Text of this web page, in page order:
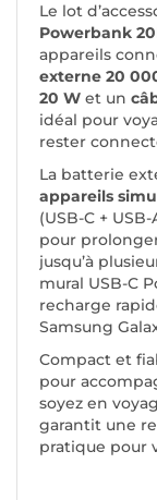
Le lot
Powerbank
appareils
externe 20
20 W et un
idéal pour
rester
La batterie
appareils
(USB-C +
pour
jusqu’à
mural USB-C
recharge
Samsung
Compact et
pour
soyez en
garantit une
pratique pour